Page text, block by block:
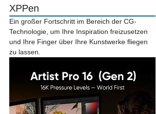
XPPen
Ein großer Fortschritt im Bereich der CG-
Technologie, um Ihre Inspiration freizusetzen
und Ihre Finger über Ihre Kunstwerke fliegen
zu lassen.